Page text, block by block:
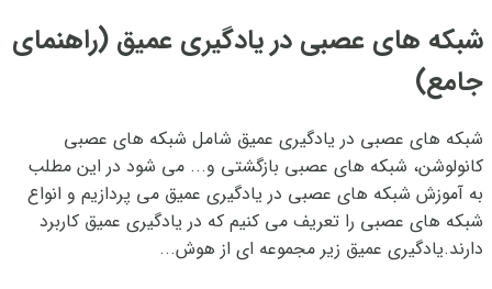
شبکه های عصبی در یادگیری عمیق (راهنمای
جامع)
شبکه های عصبی در یادگیری عمیق شامل شبکه های عصبی
کانولوشن، شبکه های عصبی بازگشتی و... می شود در این مطلب
به آموزش شبکه های عصبی در یادگیری عمیق می پردازیم و انواع
شبکه های عصبی را تعریف می کنیم که در یادگیری عمیق کاربرد
دارند.یادگیری عمیق زیر مجموعه ای از هوش...